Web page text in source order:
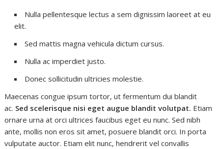
Nulla pellentesque lectus a sem dignissim laoreet at eu
elit.
Sed mattis magna vehicula dictum cursus.
Nulla ac imperdiet justo.
Donec sollicitudin ultricies molestie.
Maecenas congue ipsum tortor, ut fermentum dui blandit
ac. Sed scelerisque nisi eget augue blandit volutpat. Etiam
ornare urna at orci ultrices faucibus eget eu nunc. Sed nibh
ante, mollis non eros sit amet, posuere blandit orci. In porta
vulputate auctor. Etiam elit nunc, hendrerit vel convallis